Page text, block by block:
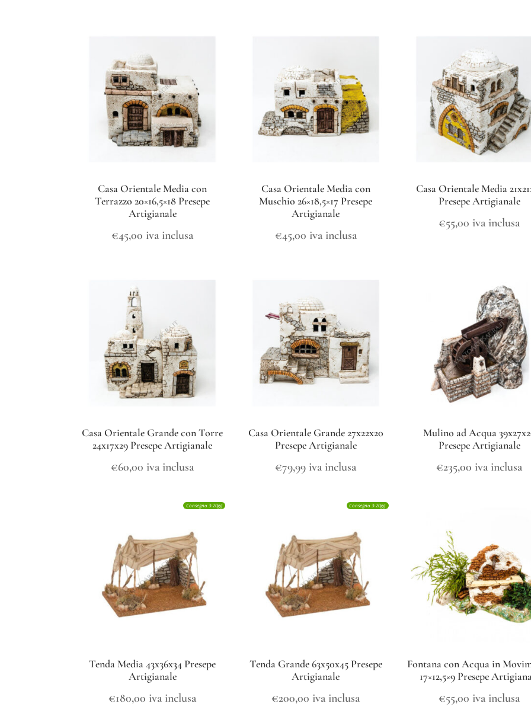
Casa Orientale Media con
Terrazzo 20×16,5×18 Presepe
Artigianale
€45,00 iva inclusa
Casa Orientale Media con
Muschio 26×18,5×17 Presepe
Artigianale
€45,00 iva inclusa
Casa Orientale Media
Presepe Artigianale
€55,00 iva inclusa
Casa Orientale Grande con Torre
24x17x29 Presepe Artigianale
€60,00 iva inclusa
Casa Orientale Grande 27x22x20
Presepe Artigianale
€79,99 iva inclusa
Mulino ad Acqua
Presepe Artigianale
€235,00 iva inclusa
Consegna 3-20gg
Tenda Media 43x36x34 Presepe
Artigianale
€180,00 iva inclusa
Consegna 3-20gg
Tenda Grande 63x50x45 Presepe
Artigianale
€200,00 iva inclusa
Fontana con Acqua in
17×12,5×9 Presepe
€55,00 iva inclusa